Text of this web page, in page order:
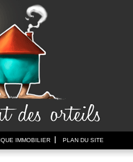
IMMOBILIER PLAN DU SITE